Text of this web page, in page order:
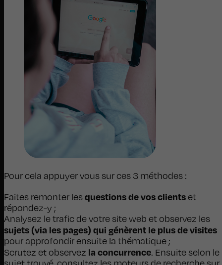
Pour cela appuyer vous sur ces 3 méthodes :
Faites remonter lesquestions de vos clientset
répondez-y ;
Analysez le trafic de votre site web et observez les
sujets (via les pages) qui génèrent le plus de visites
pour approfondir ensuite la thématique ;
Scrutez et observez la concurrence. Ensuite selon le